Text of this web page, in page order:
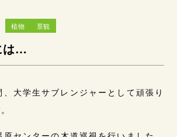
植物 景観
は…
大学生サブレンジャーとして頑張り